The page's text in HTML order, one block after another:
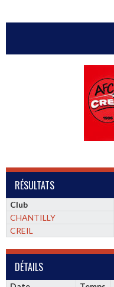
RÉSULTATS
Club
CHANTILLY
CREIL
DÉTAILS